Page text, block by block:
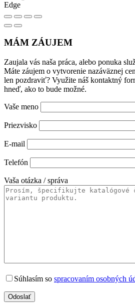
Edge
MÁM ZÁUJEM
Zaujala vás naša práca, alebo ponuka
Máte záujem o vytvorenie nazáväznej
len pozdraviť? Využite náš kontaktný
hneď, ako to bude možné.
Vaše meno
Priezvisko
E-mail
Telefón
Vaša otázka / správa
Súhlasím so spracovaním osobných